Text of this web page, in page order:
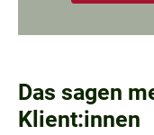
Das sagen
Klient:innen